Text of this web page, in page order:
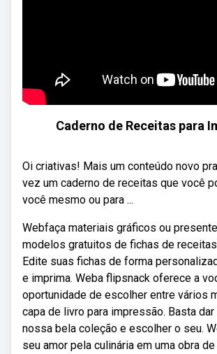
Caderno de Receitas para
Oi criativas! Mais um conteúdo novo
vez um caderno de receitas que você
você mesmo ou para ...
Webfaça materiais gráficos ou
modelos gratuitos de fichas de receitas
Edite suas fichas de forma
e imprima. Weba flipsnack oferece a
oportunidade de escolher entre vários
capa de livro para impressão. Basta dar
nossa bela coleção e escolher o seu.
seu amor pela culinária em uma obra